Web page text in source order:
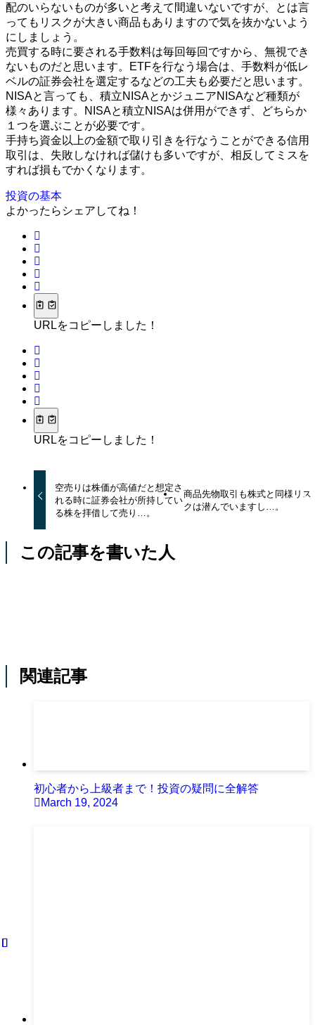
配のいらないものが多いと考えて間違いないですが、とは言
ってもリスクが大きい商品もありますので気を抜かないよう
にしましょう。
売買する時に要される手数料は毎回毎回ですから、無視でき
ないものだと思います。ETFを行なう場合は、手数料が低レ
ベルの証券会社を選定するなどの工夫も必要だと思います。
NISAと言っても、積立NISAとかジュニアNISAなど種類が
様々あります。NISAと積立NISAは併用ができず、どちらか
１つを選ぶことが必要です。
手持ち資金以上の金額で取り引きを行なうことができる信用
取引は、失敗しなければ儲けも多いですが、相反してミスを
すれば損もでかくなります。
投資の基本
よかったらシェアしてね！
URLをコピーしました！
URLをコピーしました！
空売りは株価が高値だと想定さ
れる時に証券会社が所持してい
る株を拝借して売り…。
商品先物取引も株式と同様リス
クは潜んでいますし…。
この記事を書いた人
関連記事
初心者から上級者まで！投資の疑問に全解答
March 19, 2024